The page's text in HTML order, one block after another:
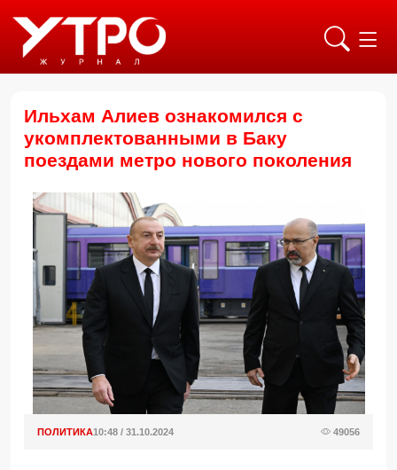
Ильхам Алиев ознакомился с
укомплектованными в Баку
поездами метро нового поколения
ПОЛИТИКА10:48 / 31.10.2024 49056